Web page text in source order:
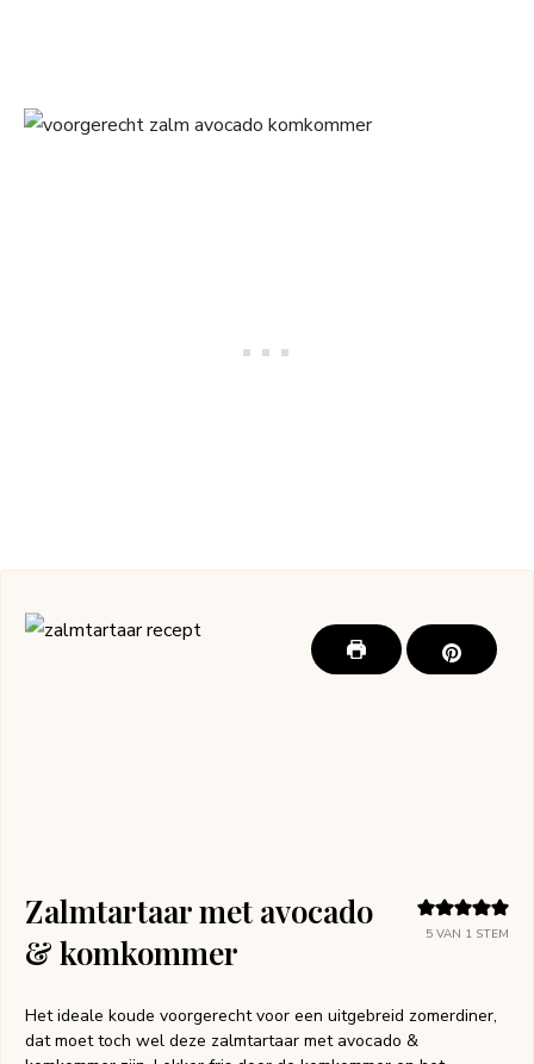
5 VAN 1 STEM
Zalmtartaar met avocado
& komkommer
Het ideale koude voorgerecht voor een uitgebreid zomerdiner,
dat moet toch wel deze zalmtartaar met avocado &